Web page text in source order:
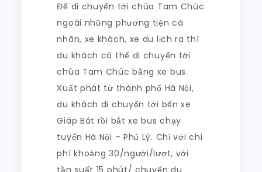
Để di chuyển tới chùa Tam Chúc
ngoài những phương tiện cá
nhân, xe khách, xe du lịch ra thì
du khách có thể di chuyển tới
chùa Tam Chúc bằng xe bus.
Xuất phát từ thành phố Hà Nội,
du khách di chuyển tới bến xe
Giáp Bát rồi bắt xe bus chạy
tuyến Hà Nội – Phủ Lý. Chỉ với chi
phí khoảng 30/người/lượt, với